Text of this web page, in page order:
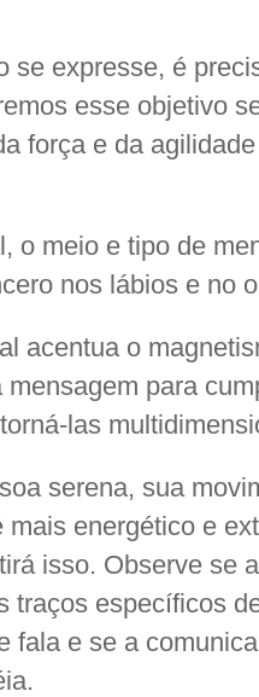
se expresse, é
esse objetivo
força e da
o meio e tipo de
nos lábios e no
acentua o
para
las
serena, sua
energético e
isso. Observe se
traços específicos
fala e se a